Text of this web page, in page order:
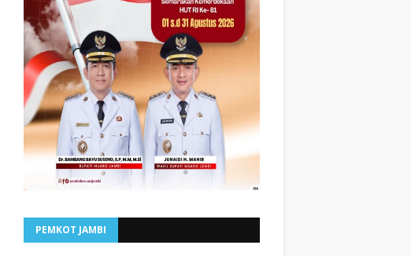
PEMKOT JAMBI